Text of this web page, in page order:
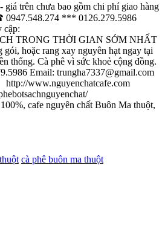
trên chưa bao gồm chi phí giao hàng
*** 0126.279.5986
TRONG THỜI GIAN SỚM NHẤT
hoặc rang xay nguyên hạt ngay tại
thống. Cà phê vì sức khoẻ cộng đồng.
Email: trungha7337@gmail.com
www.nguyenchatcafe.com
cafe nguyên chất Buôn Ma thuột,
cà phê buôn ma thuột